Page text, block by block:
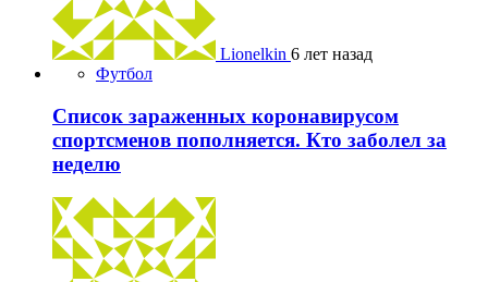
Lionelkin 6 лет назад
Футбол
Список зараженных коронавирусом
спортсменов пополняется. Кто заболел за
неделю